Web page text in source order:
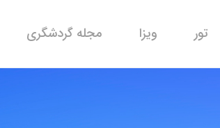
تور ویزا مجله گردشگری